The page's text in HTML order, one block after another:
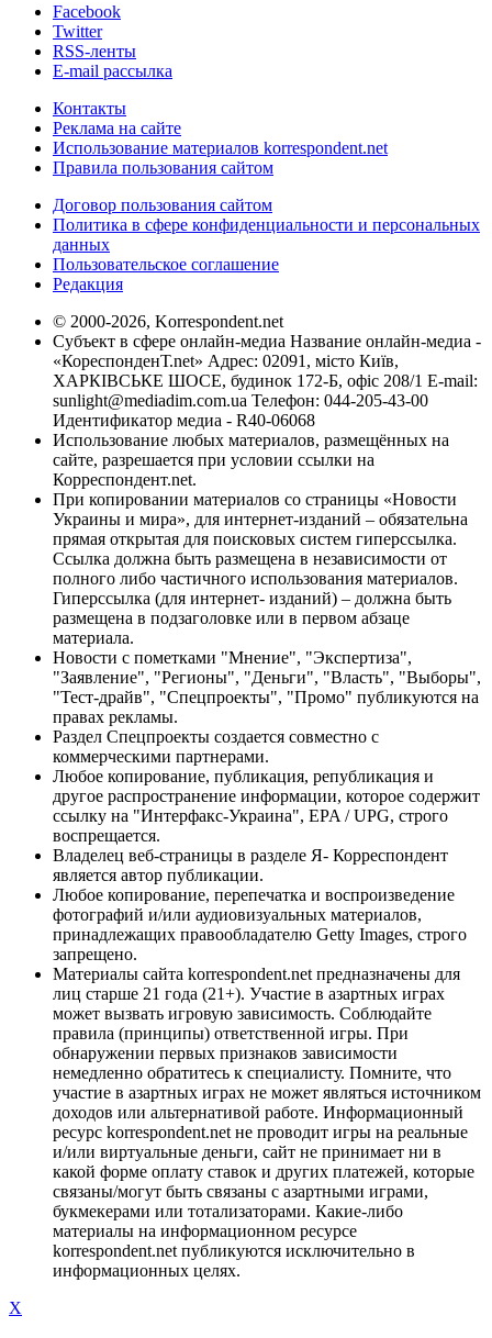
Facebook
Twitter
RSS-ленты
E-mail рассылка
Контакты
Реклама на сайте
Использование материалов korrespondent.net
Правила пользования сайтом
Договор пользования сайтом
Политика в сфере конфиденциальности и персональных
данных
Пользовательское соглашение
Редакция
© 2000-2026, Korrespondent.net
Субъект в сфере онлайн-медиа Название онлайн-медиа -
«КореспонденТ.net» Адрес: 02091, місто Київ,
ХАРКІВСЬКЕ ШОСЕ, будинок 172-Б, офіс 208/1 E-mail:
sunlight@mediadim.com.ua Телефон: 044-205-43-00
Идентификатор медиа - R40-06068
Использование любых материалов, размещённых на
сайте, разрешается при условии ссылки на
Корреспондент.net.
При копировании материалов со страницы «Новости
Украины и мира», для интернет-изданий – обязательна
прямая открытая для поисковых систем гиперссылка.
Ссылка должна быть размещена в независимости от
полного либо частичного использования материалов.
Гиперссылка (для интернет- изданий) – должна быть
размещена в подзаголовке или в первом абзаце
материала.
Новости с пометками "Мнение", "Экспертиза",
"Заявление", "Регионы", "Деньги", "Власть", "Выборы",
"Тест-драйв", "Спецпроекты", "Промо" публикуются на
правах рекламы.
Раздел Спецпроекты создается совместно с
коммерческими партнерами.
Любое копирование, публикация, републикация и
другое распространение информации, которое содержит
ссылку на "Интерфакс-Украина", EPA / UPG, строго
воспрещается.
Владелец веб-страницы в разделе Я- Корреспондент
является автор публикации.
Любое копирование, перепечатка и воспроизведение
фотографий и/или аудиовизуальных материалов,
принадлежащих правообладателю Getty Images, строго
запрещено.
Материалы сайта korrespondent.net предназначены для
лиц старше 21 года (21+). Участие в азартных играх
может вызвать игровую зависимость. Соблюдайте
правила (принципы) ответственной игры. При
обнаружении первых признаков зависимости
немедленно обратитесь к специалисту. Помните, что
участие в азартных играх не может являться источником
доходов или альтернативой работе. Информационный
ресурс korrespondent.net не проводит игры на реальные
и/или виртуальные деньги, сайт не принимает ни в
какой форме оплату ставок и других платежей, которые
связаны/могут быть связаны с азартными играми,
букмекерами или тотализаторами. Какие-либо
материалы на информационном ресурсе
korrespondent.net публикуются исключительно в
информационных целях.
X